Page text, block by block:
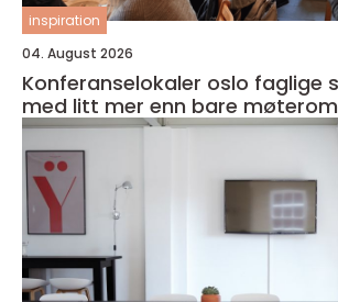
inspiration
04. August 2026
Konferanselokaler oslo faglige samlinger
med litt mer enn bare møterom